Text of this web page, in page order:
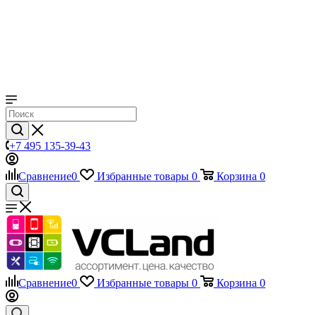
+7 495 135-39-43
Сравнение0 Избранные товары 0 Корзина 0
Сравнение0 Избранные товары 0 Корзина 0